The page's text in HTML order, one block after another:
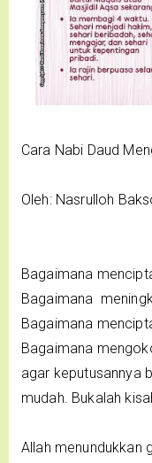
Cara Nabi Daud
Oleh: Nasrulloh
Bagaimana
Bagaimana
Bagaimana
Bagaimana
agar keputusannya
mudah. Bukalah
Allah menundukkan